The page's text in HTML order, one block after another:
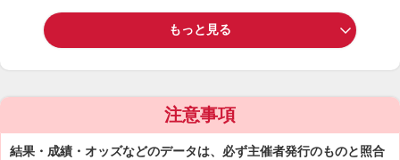
もっと見る
注意事項
結果・成績・オッズなどのデータは、必ず主催者発行のものと照合